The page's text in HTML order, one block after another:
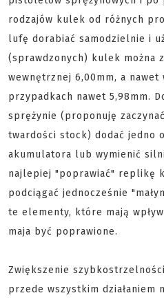
rodzajów kulek od różnych
lufę dorabiać samodzielnie i
(sprawdzonych) kulek można
wewnętrznej 6,00mm, a
przypadkach nawet 5,98mm.
sprężynie (proponuję
twardości stock) dodać jedno
akumulatora lub wymienić
najlepiej "poprawiać" replikę
podciągać jednocześnie
te elementy, które mają
maja być poprawione.
Zwiększenie
przede wszystkim działaniem